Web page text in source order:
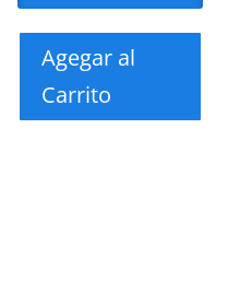
Agegar al
Carrito